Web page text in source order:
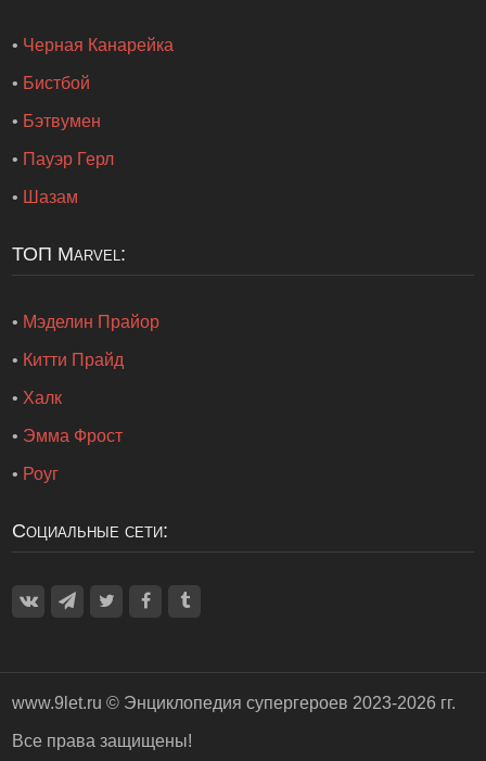
• Черная Канарейка
• Бистбой
• Бэтвумен
• Пауэр Герл
• Шазам
ТОП Marvel:
• Мэделин Прайор
• Китти Прайд
• Халк
• Эмма Фрост
• Роуг
Социальные сети:
www.9let.ru © Энциклопедия супергероев 2023-2026 гг.
Все права защищены!